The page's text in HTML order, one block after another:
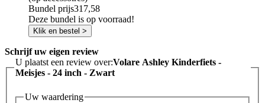
Bundel prijs317,58
Deze bundel is op voorraad!
Klik en bestel >
Schrijf uw eigen review
U plaatst een review over:Volare Ashley Kinderfiets -
Meisjes - 24 inch - Zwart
Uw waardering